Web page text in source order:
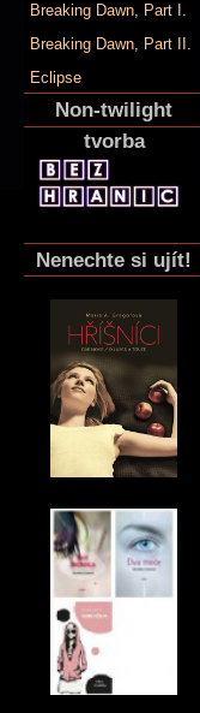
Breaking Dawn, Part I.
Breaking Dawn, Part II.
Eclipse
Non-twilight
tvorba
Nenechte si ujít!